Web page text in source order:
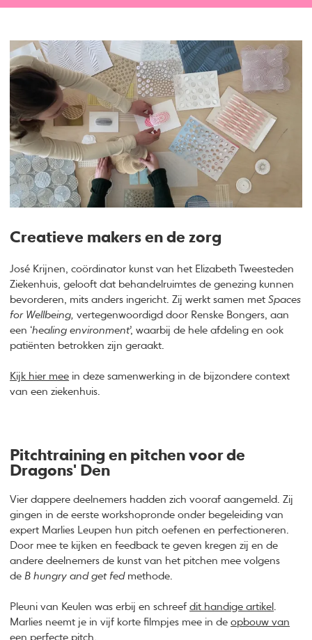
Creatieve makers en de zorg
José Krijnen, coördinator kunst van het Elizabeth Tweesteden
Ziekenhuis, gelooft dat behandelruimtes de genezing kunnen
bevorderen, mits anders ingericht. Zij werkt samen metSpaces
for Wellbeing,vertegenwoordigd door Renske Bongers, aan
een ‘healing environment’, waarbij de hele afdeling en ook
patiënten betrokken zijn geraakt.
Kijk hier mee in deze samenwerking in de bijzondere context
van een ziekenhuis.
Pitchtraining en pitchen voor de
Dragons' Den
Vier dappere deelnemers hadden zich vooraf aangemeld. Zij
gingen in de eerste workshopronde onder begeleiding van
expert Marlies Leupen hun pitch oefenen en perfectioneren.
Door mee te kijken en feedback te geven kregen zij en de
andere deelnemers de kunst van het pitchen mee volgens
de B hungry and get fedmethode.
Pleuni van Keulen was erbij en schreefdit handige artikel .
Marlies neemt je in vijf korte filmpjes mee in deopbouw van
een perfecte pitch.